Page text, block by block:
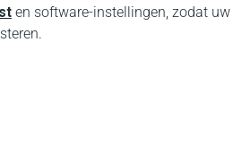
en software-instellingen, zodat uw